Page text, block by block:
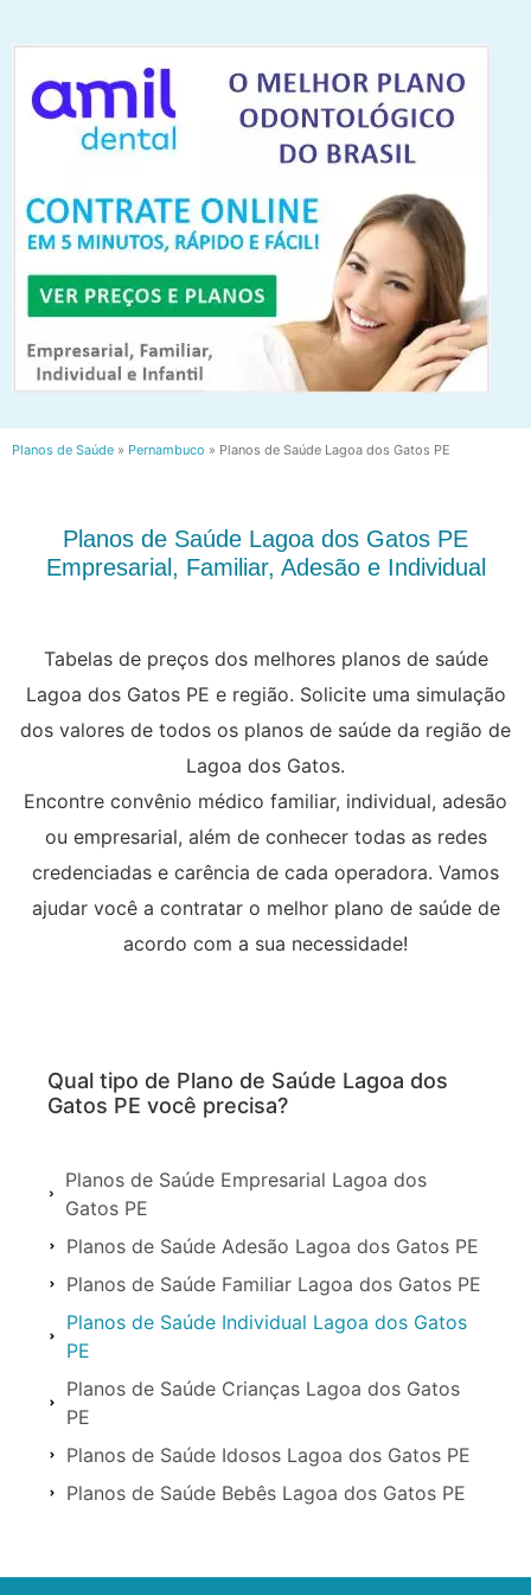
Planos de Saúde » Pernambuco » Planos de Saúde Lagoa dos Gatos PE
Planos de Saúde Lagoa dos Gatos PE
Empresarial, Familiar, Adesão e Individual
Tabelas de preços dos melhores planos de saúde
Lagoa dos Gatos PE e região. Solicite uma simulação
dos valores de todos os planos de saúde da região de
Lagoa dos Gatos.
Encontre convênio médico familiar, individual, adesão
ou empresarial, além de conhecer todas as redes
credenciadas e carência de cada operadora. Vamos
ajudar você a contratar o melhor plano de saúde de
acordo com a sua necessidade!
Qual tipo de Plano de Saúde Lagoa dos
Gatos PE você precisa?
Planos de Saúde Empresarial Lagoa dos
Gatos PE
Planos de Saúde Adesão Lagoa dos Gatos PE
Planos de Saúde Familiar Lagoa dos Gatos PE
Planos de Saúde Individual Lagoa dos Gatos
PE
Planos de Saúde Crianças Lagoa dos Gatos
PE
Planos de Saúde Idosos Lagoa dos Gatos PE
Planos de Saúde Bebês Lagoa dos Gatos PE